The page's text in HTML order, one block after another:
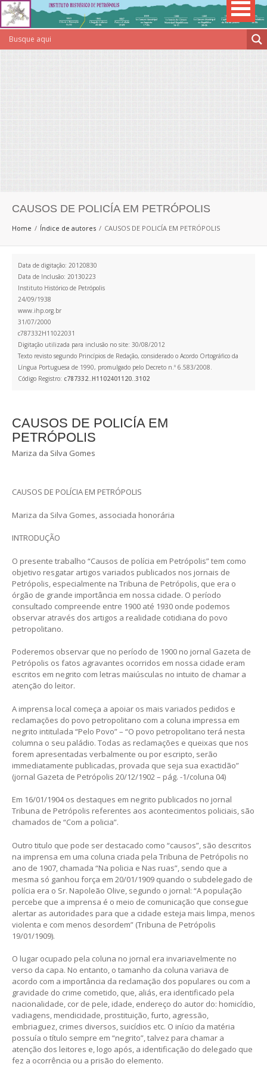
CAUSOS DE POLICÍA EM PETRÓPOLIS
Home Índice de autores CAUSOS DE POLICÍA EM PETRÓPOLIS
Data de digitação: 20120830
Data de Inclusão: 20130223
Instituto Histórico de Petrópolis
24/09/1938
www.ihp.org.br
31/07/2000
c787332H11022031
Digitação utilizada para inclusão no site: 30/08/2012
Texto revisto segundo Princípios de Redação, considerado o Acordo Ortográfico da
Língua Portuguesa de 1990, promulgado pelo Decreto n.º 6.583/2008.
Código Registro: c787332..H1102401120..3102
CAUSOS DE POLICÍA EM
PETRÓPOLIS
Mariza da Silva Gomes
CAUSOS DE POLÍCIA EM PETRÓPOLIS
Mariza da Silva Gomes, associada honorária
INTRODUÇÃO
O presente trabalho “Causos de polícia em Petrópolis” tem como
objetivo resgatar artigos variados publicados nos jornais de
Petrópolis, especialmente na Tribuna de Petrópolis, que era o
órgão de grande importância em nossa cidade. O período
consultado compreende entre 1900 até 1930 onde podemos
observar através dos artigos a realidade cotidiana do povo
petropolitano.
Poderemos observar que no período de 1900 no jornal Gazeta de
Petrópolis os fatos agravantes ocorridos em nossa cidade eram
escritos em negrito com letras maiúsculas no intuito de chamar a
atenção do leitor.
A imprensa local começa a apoiar os mais variados pedidos e
reclamações do povo petropolitano com a coluna impressa em
negrito intitulada “Pelo Povo” – “O povo petropolitano terá nesta
columna o seu paládio. Todas as reclamações e queixas que nos
forem apresentadas verbalmente ou por escripto, serão
immediatamente publicadas, provada que seja sua exactidão”
(jornal Gazeta de Petrópolis 20/12/1902 – pág. -1/coluna 04)
Em 16/01/1904 os destaques em negrito publicados no jornal
Tribuna de Petrópolis referentes aos acontecimentos policiais, são
chamados de “Com a policia”.
Outro titulo que pode ser destacado como “causos”, são descritos
na imprensa em uma coluna criada pela Tribuna de Petrópolis no
ano de 1907, chamada “Na policia e Nas ruas”, sendo que a
mesma só ganhou força em 20/01/1909 quando o subdelegado de
polícia era o Sr. Napoleão Olive, segundo o jornal: “A população
percebe que a imprensa é o meio de comunicação que consegue
alertar as autoridades para que a cidade esteja mais limpa, menos
violenta e com menos desordem” (Tribuna de Petrópolis
19/01/1909).
O lugar ocupado pela coluna no jornal era invariavelmente no
verso da capa. No entanto, o tamanho da coluna variava de
acordo com a importância da reclamação dos populares ou com a
gravidade do crime cometido, que, aliás, era identificado pela
nacionalidade, cor de pele, idade, endereço do autor do: homicídio,
vadiagens, mendicidade, prostituição, furto, agressão,
embriaguez, crimes diversos, suicídios etc. O início da matéria
possuía o título sempre em “negrito”, talvez para chamar a
atenção dos leitores e, logo após, a identificação do delegado que
fez a ocorrência ou a prisão do elemento.